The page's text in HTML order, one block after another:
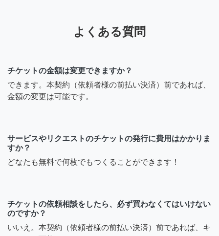
よくある質問
チケットの金額は変更できますか？
できます。本契約（依頼者様の前払い決済）前であれば、
金額の変更は可能です。
サービスやリクエストのチケットの発行に費用はかかりま
すか？
どなたも無料で何枚でもつくることができます！
チケットの依頼相談をしたら、必ず買わなくてはいけない
のですか？
いいえ。本契約（依頼者様の前払い決済）前であれば、キ